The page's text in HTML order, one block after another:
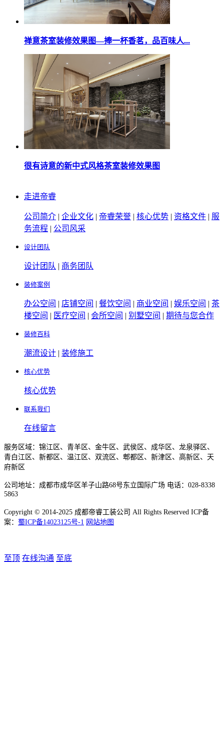
禅意茶室装修效果图—捧一杯香茗，品百味人...
很有诗意的新中式风格茶室装修效果图
走进帝睿
公司简介 | 企业文化 | 帝睿荣誉 | 核心优势 | 资格文件 | 服
务流程 | 公司风采
设计团队
设计团队 | 商务团队
装修案例
办公空间 | 店铺空间 | 餐饮空间 | 商业空间 | 娱乐空间 | 茶
楼空间 | 医疗空间 | 会所空间 | 别墅空间 | 期待与您合作
装修百科
潮流设计 | 装修施工
核心优势
核心优势
联系我们
在线留言
服务区域：锦江区、青羊区、金牛区、武侯区、成华区、龙泉驿区、
青白江区、新都区、温江区、双流区、郫都区、新津区、高新区、天
府新区
公司地址：成都市成华区羊子山路68号东立国际广场 电话：028-8338
5863
Copyright © 2014-2025 成都帝睿工装公司 All Rights Reserved ICP备
案： 蜀ICP备14023125号-1 网站地图
至顶 在线沟通 至底